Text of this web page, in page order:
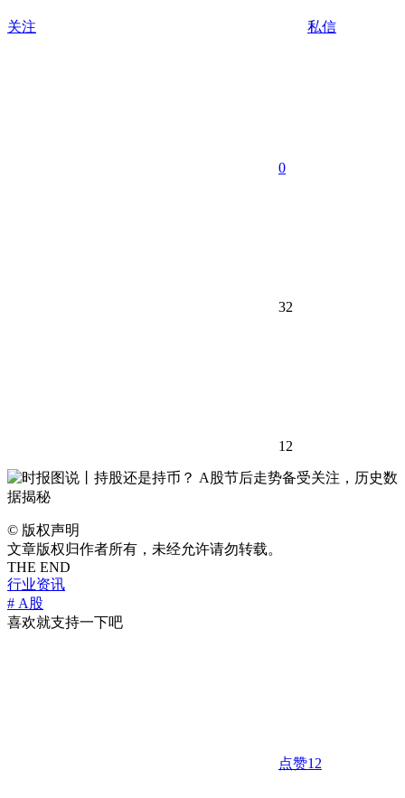
关注 私信
0
32
12
© 版权声明
文章版权归作者所有，未经允许请勿转载。
THE END
行业资讯
# A股
喜欢就支持一下吧
点赞12